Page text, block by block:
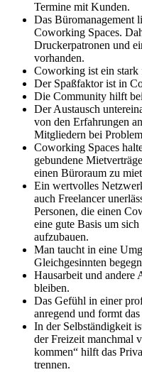
Termine mit Kunden.
Das Büromanagement
Coworking Spaces.
Druckerpatronen und
vorhanden.
Coworking ist ein
Der Spaßfaktor ist in
Die Community hilft
Der Austausch
von den Erfahrungen
Mitgliedern bei
Coworking Spaces
gebundene
einen Büroraum zu
Ein wertvolles
auch Freelancer
Personen, die einen
eine gute Basis um
aufzubauen.
Man taucht in eine
Gleichgesinnten
Hausarbeit und andere
bleiben.
Das Gefühl in einer
anregend und formt
In der Selbständigkeit
der Freizeit manchmal
kommen“ hilft das
trennen.